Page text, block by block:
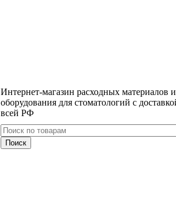
Интернет-магазин расходных материалов и
оборудования для стоматологий с
всей РФ